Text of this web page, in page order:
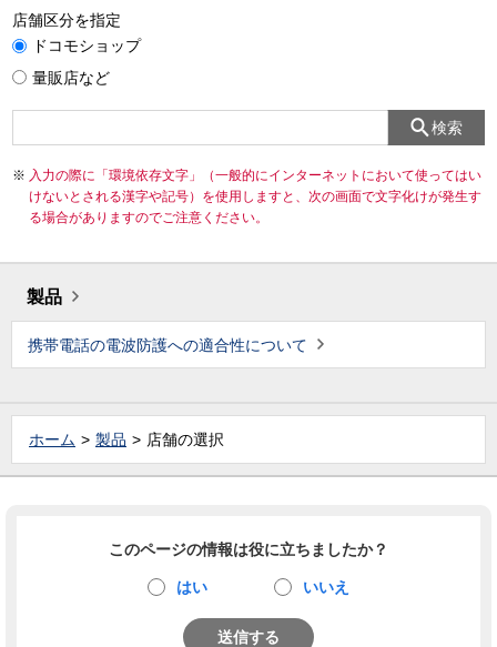
店舗区分を指定
ドコモショップ
量販店など
検索
入力の際に「環境依存文字」（一般的にインターネットにおいて使ってはい
けないとされる漢字や記号）を使用しますと、次の画面で文字化けが発生す
る場合がありますのでご注意ください。
製品
携帯電話の電波防護への適合性について
ホーム 製品 店舗の選択
このページの情報は役に立ちましたか？
はい いいえ
送信する